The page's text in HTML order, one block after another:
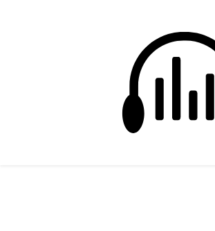
沉重脚步
正在为您搜索声音资源